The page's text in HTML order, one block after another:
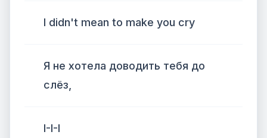
I didn't mean to make you cry
Я не хотела доводить тебя до
слёз,
I-I-I